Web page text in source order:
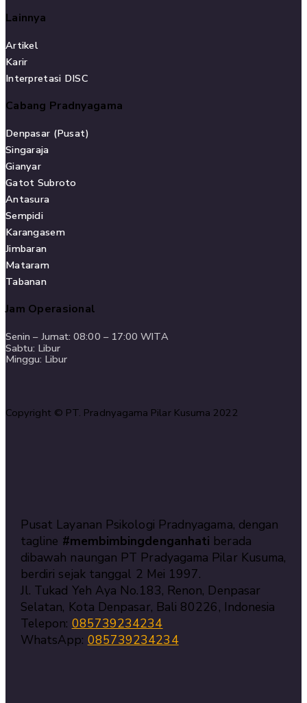
Lainnya
Artikel
Karir
Interpretasi DISC
Cabang Pradnyagama
Denpasar (Pusat)
Singaraja
Gianyar
Gatot Subroto
Antasura
Sempidi
Karangasem
Jimbaran
Mataram
Tabanan
Jam Operasional
Senin – Jumat: 08:00 – 17:00 WITA
Sabtu: Libur
Minggu: Libur
Copyright © PT. Pradnyagama Pilar Kusuma 2022
Pusat Layanan Psikologi Pradnyagama, dengan
tagline #membimbingdenganhati berada
dibawah naungan PT Pradyagama Pilar Kusuma,
berdiri sejak tanggal 2 Mei 1997.
Jl. Tukad Yeh Aya No.183, Renon, Denpasar
Selatan, Kota Denpasar, Bali 80226, Indonesia
Telepon: 085739234234
WhatsApp: 085739234234